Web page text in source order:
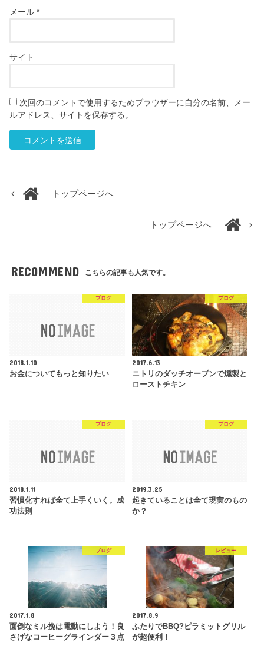
メール*
サイト
次回のコメントで使用するためブラウザーに自分の名前、メー
ルアドレス、サイトを保存する。
トップページへ
トップページへ
RECOMMEND こちらの記事も人気です。
ブログ
2018.1.10
お金についてもっと知りたい
ブログ
2017.6.13
ニトリのダッチオーブンで燻製と
ローストチキン
ブログ
2018.1.11
習慣化すれば全て上手くいく。成
功法則
ブログ
2019.3.25
起きていることは全て現実のもの
か？
ブログ
2017.1.8
面倒なミル挽は電動にしよう！良
さげなコーヒーグラインダー３点
レビュー
2017.8.9
ふたりでBBQ?ピラミットグリル
が超便利！